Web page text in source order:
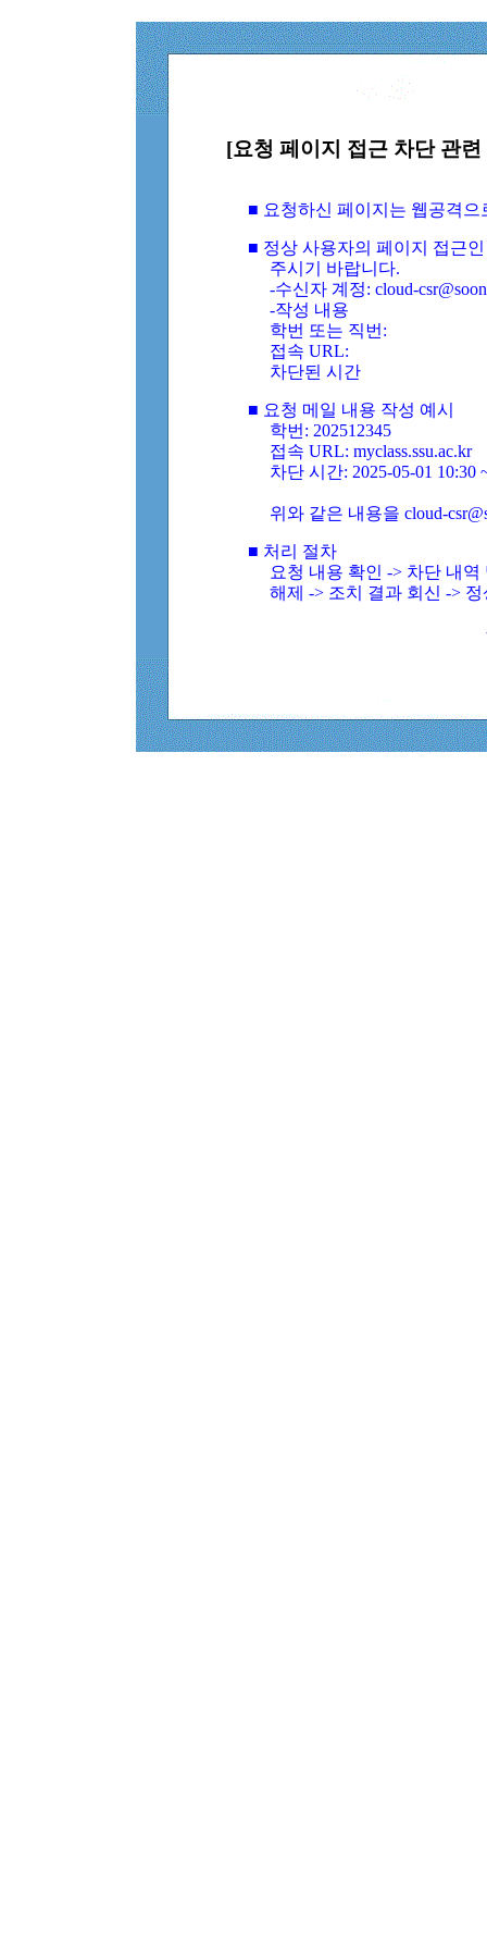
[요청 페이지 접근 차단 관
■ 요청하신 페이지는 웹공격
■ 정상 사용자의 페이지 접근
주시기 바랍니다.
-수신자 계정: cloud-
-작성 내용
학번 또는 직번:
접속 URL:
차단된 시간
■ 요청 메일 내용 작성 예시
학번: 202512345
접속 URL: myclass.ssu.ac.kr
차단 시간: 2025-05-01 10:30
위와 같은 내용을 cloud-
■ 처리 절차
요청 내용 확인 -> 차단 내
해제 -> 조치 결과 회신 ->